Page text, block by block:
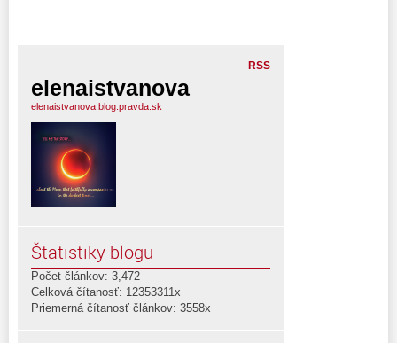
RSS
elenaistvanova
elenaistvanova.blog.pravda.sk
Štatistiky blogu
Počet článkov: 3,472
Celková čítanosť: 12353311x
Priemerná čítanosť článkov: 3558x